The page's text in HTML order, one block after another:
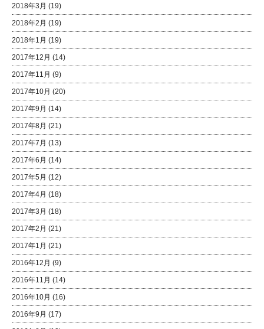
2018年3月 (19)
2018年2月 (19)
2018年1月 (19)
2017年12月 (14)
2017年11月 (9)
2017年10月 (20)
2017年9月 (14)
2017年8月 (21)
2017年7月 (13)
2017年6月 (14)
2017年5月 (12)
2017年4月 (18)
2017年3月 (18)
2017年2月 (21)
2017年1月 (21)
2016年12月 (9)
2016年11月 (14)
2016年10月 (16)
2016年9月 (17)